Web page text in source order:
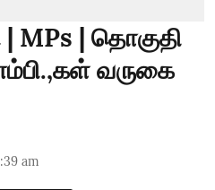
MPs | தொகுதி
வருகை
am